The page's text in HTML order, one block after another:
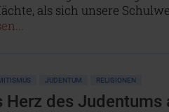
als sich unsere
JUDENTUM RELIGIONEN
Herz des